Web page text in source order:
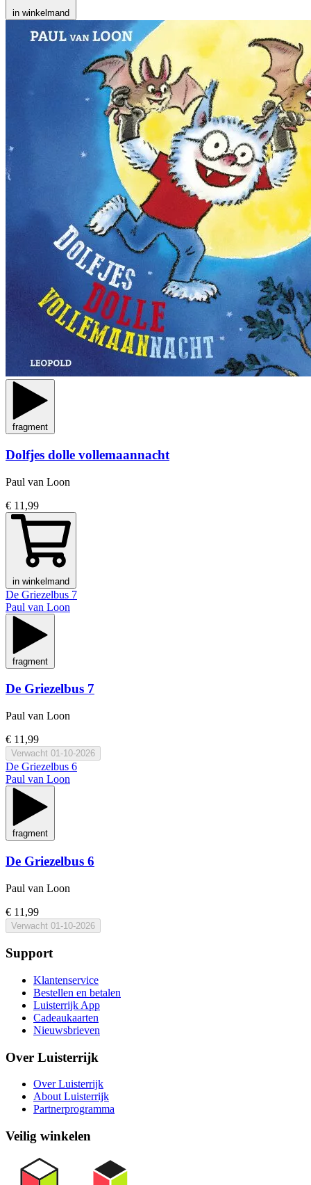
in winkelmand
fragment
Dolfjes dolle vollemaannacht
Paul van Loon
€ 11,99
in winkelmand
De Griezelbus 7
Paul van Loon
fragment
De Griezelbus 7
Paul van Loon
€ 11,99
Verwacht 01-10-2026
De Griezelbus 6
Paul van Loon
fragment
De Griezelbus 6
Paul van Loon
€ 11,99
Verwacht 01-10-2026
Support
Klantenservice
Bestellen en betalen
Luisterrijk App
Cadeaukaarten
Nieuwsbrieven
Over Luisterrijk
Over Luisterrijk
About Luisterrijk
Partnerprogramma
Veilig winkelen